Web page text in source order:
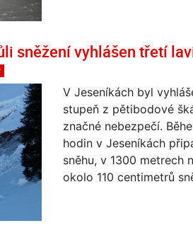
sněžení vyhlášen třetí
V Jeseníkách byl
stupeň z pětibodové
značné nebezpečí.
hodin v Jeseníkách
sněhu, v 1300 metrech
okolo 110 centimetrů